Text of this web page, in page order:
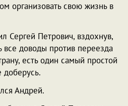
организовать свою жизнь в
Сергей Петрович, вздохнув,
доводы против переезда
есть один самый простой
доберусь.
Андрей.